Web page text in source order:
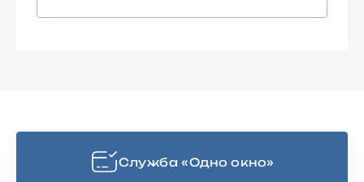
Cлужба «Одно окно»